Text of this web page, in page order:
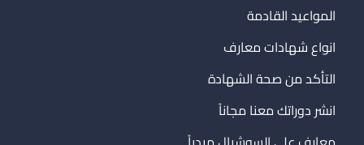
المواعيد القادمة
انواع شهادات معارف
التأكد من صحة الشهادة
انشر دوراتك معنا مجاناً